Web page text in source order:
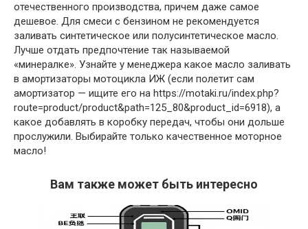
отечественного производства, причем даже самое
дешевое. Для смеси с бензином не рекомендуется
заливать синтетическое или полусинтетическое масло.
Лучше отдать предпочтение так называемой
«минералке». Узнайте у менеджера какое масло заливать
в амортизаторы мотоцикла ИЖ (если полетит сам
амортизатор — ищите его на https://motaki.ru/index.php?
route=product/product&path=125_80&product_id=6918), а
какое добавлять в коробку передач, чтобы они дольше
прослужили. Выбирайте только качественное моторное
масло!
Вам также может быть интересно